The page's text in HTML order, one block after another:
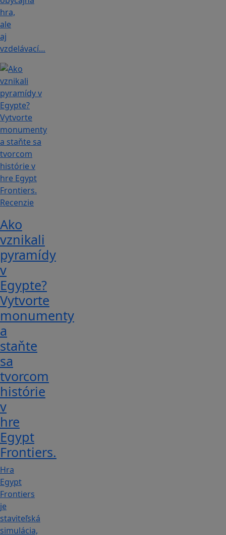
hra,
ale
aj
vzdelávací…
Recenzie
Ako
vznikali
pyramídy
v
Egypte?
Vytvorte
monumenty
a
staňte
sa
tvorcom
histórie
v
hre
Egypt
Frontiers.
Hra
Egypt
Frontiers
je
staviteľská
simulácia,